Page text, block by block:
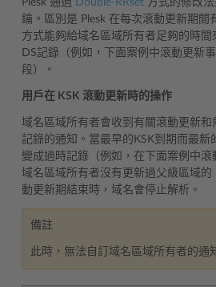
鑰。區別是 Plesk 在每次滾動更新期間
方式能夠給域名區域所有者足夠的時
DS記錄（例如，下面案例中滾動更新
段）。
用戶在 KSK 滾動更新時的操作
域名區域所有者會收到有關滾動更新和
記錄的通知。當最早的KSK到期而最新
變成過時記錄（例如，在下面案例中
域名區域所有者沒有更新過父級區域的
動更新期結束時，域名會停止解析。
備註
此時，無法自訂域名區域所有者的通